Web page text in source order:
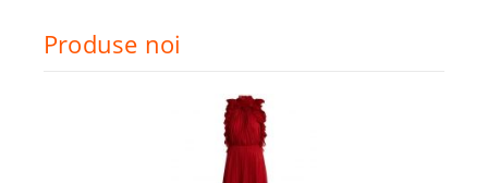
Produse noi